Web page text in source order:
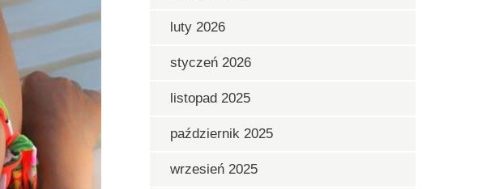
luty 2026
styczeń 2026
listopad 2025
październik 2025
wrzesień 2025